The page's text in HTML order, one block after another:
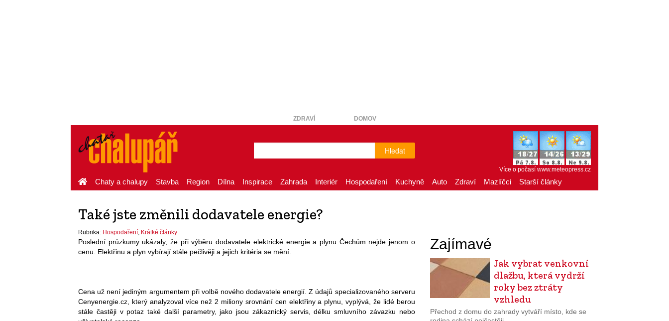
ZDRAVÍ DOMOV
Hledat
Více o počasí www.meteopress.cz
Chaty a chalupy Stavba Region Dílna Inspirace Zahrada Interiér Hospodaření Kuchyně Auto Zdraví Mazlíčci Starší články
Také jste změnili dodavatele energie?
Rubrika: Hospodaření Krátké články
Poslední průzkumy ukázaly, že při výběru dodavatele elektrické energie a plynu Čechům nejde jenom o
cenu. Elektřinu a plyn vybírají stále pečlivěji a jejich kritéria se mění.
Cena už není jediným argumentem při volbě nového dodavatele energií. Z údajů specializovaného serveru
Cenyenergie.cz, který analyzoval více než 2 miliony srovnání cen elektřiny a plynu, vyplývá, že lidé berou
stále častěji v potaz také další parametry, jako jsou zákaznický servis, délku smluvního závazku nebo
Zajímavé
Jak vybrat venkovní
dlažbu, která vydrží
roky bez ztráty
vzhledu
Přechod z domu do zahrady vytváří místo, kde se